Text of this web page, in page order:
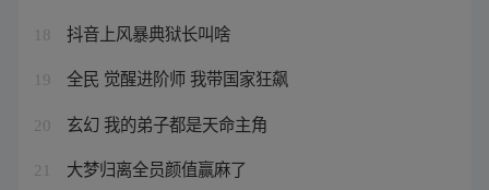
18 抖音上风暴典狱长叫啥
19 全民 觉醒进阶师 我带国家狂飙
20 玄幻 我的弟子都是天命主角
21 大梦归离全员颜值赢麻了